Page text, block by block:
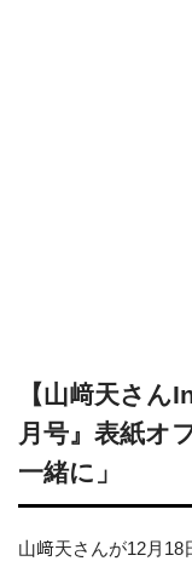
【山﨑天さ
月号』表紙オ
一緒に」
山﨑天さんが12月18